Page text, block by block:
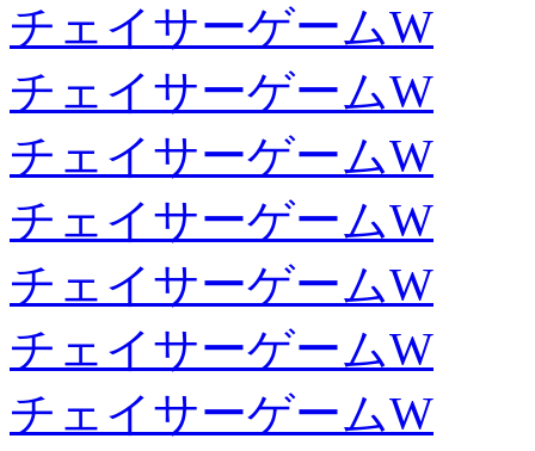
チェイサーゲームW
チェイサーゲームW
チェイサーゲームW
チェイサーゲームW
チェイサーゲームW
チェイサーゲームW
チェイサーゲームW